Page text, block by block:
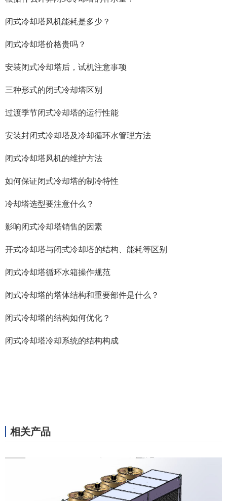
闭式冷却塔风机能耗是多少？
闭式冷却塔价格贵吗？
安装闭式冷却塔后，试机注意事项
三种形式的闭式冷却塔区别
过渡季节闭式冷却塔的运行性能
安装封闭式冷却塔及冷却循环水管理方法
闭式冷却塔风机的维护方法
如何保证闭式冷却塔的制冷特性
冷却塔选型要注意什么？
影响闭式冷却塔销售的因素
开式冷却塔与闭式冷却塔的结构、能耗等区别
闭式冷却塔循环水箱操作规范
闭式冷却塔的塔体结构和重要部件是什么？
闭式冷却塔的结构如何优化？
闭式冷却塔冷却系统的结构构成
相关产品